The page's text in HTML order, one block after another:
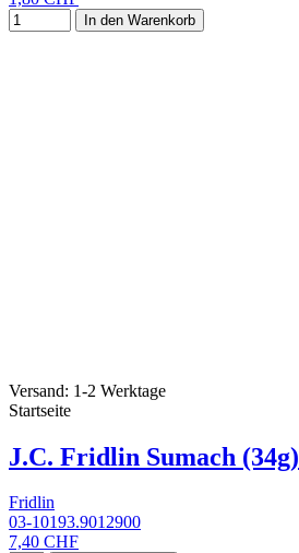
In den Warenkorb
Versand: 1-2 Werktage
Startseite
J.C. Fridlin Sumach (34g)
Fridlin
03-10193.9012900
7,40 CHF